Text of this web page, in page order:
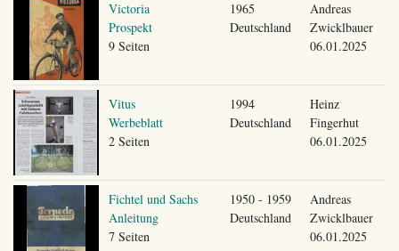
Victoria
Prospekt
9 Seiten
1965
Deutschland
Andreas
Zwicklbauer
06.01.2025
Vitus
Werbeblatt
2 Seiten
1994
Deutschland
Heinz
Fingerhut
06.01.2025
Fichtel und Sachs
Anleitung
7 Seiten
1950 - 1959
Deutschland
Andreas
Zwicklbauer
06.01.2025